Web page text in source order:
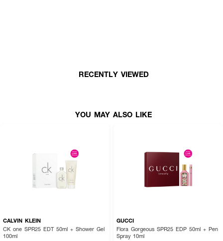
RECENTLY VIEWED
YOU MAY ALSO LIKE
CALVIN KLEIN
CK one SPR25 EDT 50ml + Shower Gel
100ml
GUCCI
Flora Gorgeous SPR25 EDP 50ml + Pen
Spray 10ml